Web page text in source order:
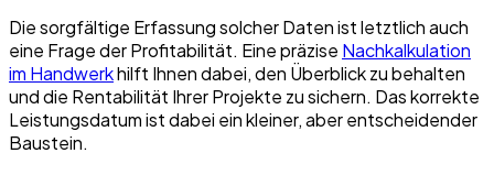
Die sorgfältige Erfassung solcher Daten ist letztlich auch
eine Frage der Profitabilität. Eine präzise Nachkalkulation
im Handwerkhilft Ihnen dabei, den Überblick zu behalten
und die Rentabilität Ihrer Projekte zu sichern. Das korrekte
Leistungsdatum ist dabei ein kleiner, aber entscheidender
Baustein.